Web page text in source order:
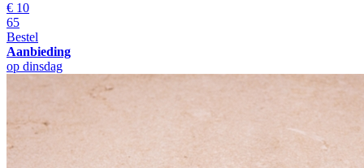
€ 10
65
Bestel
Aanbieding
op dinsdag